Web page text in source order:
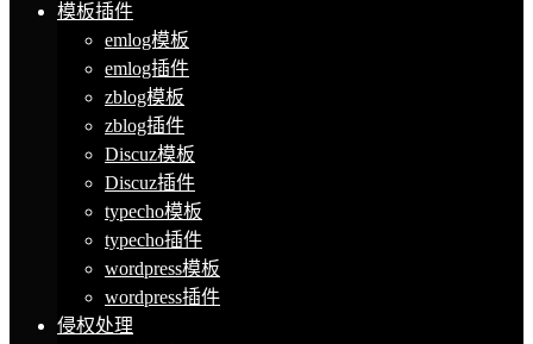
模板插件
emlog模板
emlog插件
zblog模板
zblog插件
Discuz模板
Discuz插件
typecho模板
typecho插件
wordpress模板
wordpress插件
侵权处理